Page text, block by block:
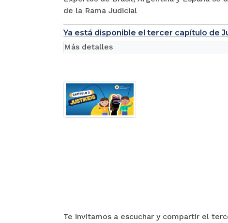
de la Rama Judicial
Ya está disponible el tercer capítulo de
Te invitamos a escuchar y compartir el
Más detalles